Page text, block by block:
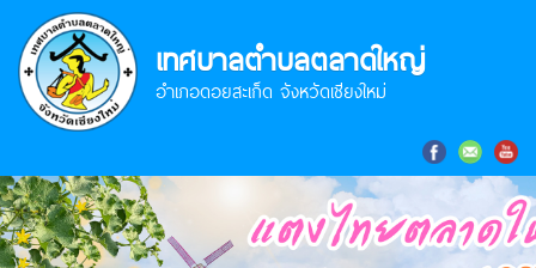
เทศบาลตำบลตลาดใหญ่
อำเภอดอยสะเก็ด จังหวัดเชียงใหม่